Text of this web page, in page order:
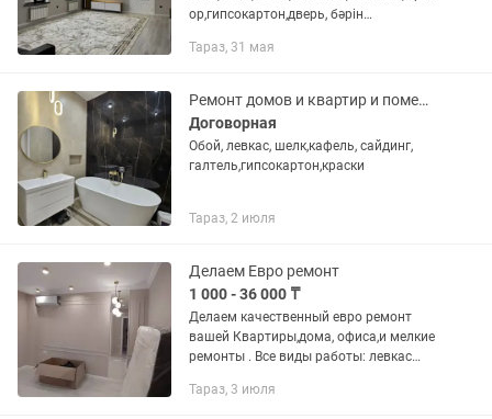
ор,гипсокартон,дверь, бәрін
Тараз, 31 мая
Ремонт домов и квартир и помещений под ключ
Договорная
Обой, левкас, шелк,кафель, сайдинг,
галтель,гипсокартон,краски
Тараз, 2 июля
Делаем Евро ремонт
1 000 - 36 000 ₸
Делаем качественный евро ремонт
вашей Квартиры,дома, офиса,и мелкие
ремонты . Все виды работы: левкас
молдинг рамки, обои, покраска стен и...
Тараз, 3 июля